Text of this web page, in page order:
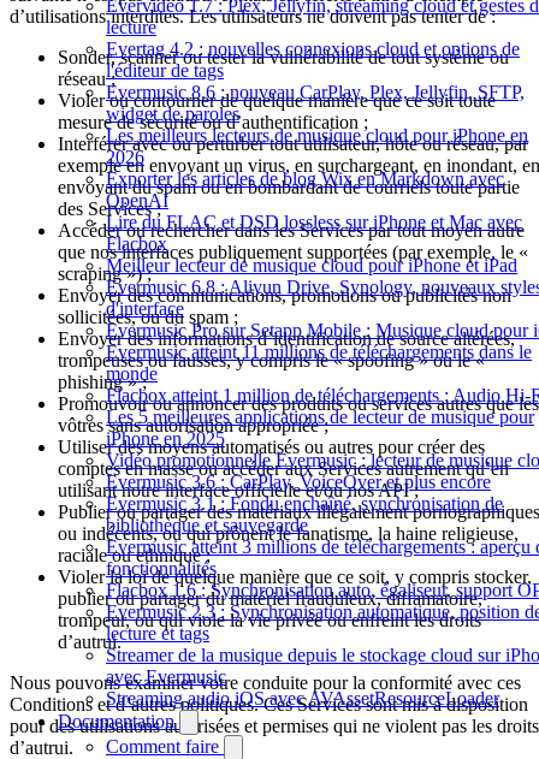
Evervideo 1.7 : Plex, Jellyfin, streaming cloud et gestes
lecture
Evertag 4.2 : nouvelles connexions cloud et options de
l'éditeur de tags
Evermusic 8.6 : nouveau CarPlay, Plex, Jellyfin, SFTP,
widget de paroles
Les meilleurs lecteurs de musique cloud pour iPhone en
2026
Exporter les articles de blog Wix en Markdown avec
OpenAI
Lire du FLAC et DSD lossless sur iPhone et Mac avec
Flacbox
Meilleur lecteur de musique cloud pour iPhone et iPad
Evermusic 6.8 : Aliyun Drive, Synology, nouveaux
d'interface
Evermusic Pro sur Setapp Mobile : Musique cloud pour
Evermusic atteint 11 millions de téléchargements dans le
monde
Flacbox atteint 1 million de téléchargements : Audio Hi-
Les 5 meilleures applications de lecteur de musique pour
iPhone en 2025
Vidéo promotionnelle Evermusic : lecteur de musique
Evermusic 3.6 : CarPlay, VoiceOver et plus encore
Evermusic 3.1 : Fondu enchaîné, synchronisation de
bibliothèque et sauvegarde
Evermusic atteint 3 millions de téléchargements : aperçu
fonctionnalités
Flacbox 1.6 : Synchronisation auto, égaliseur, support
Evermusic 2.3 : Synchronisation automatique, position
lecture et tags
Streamer de la musique depuis le stockage cloud sur
avec Evermusic
Streaming audio iOS avec AVAssetResourceLoader
Documentation
Comment faire
d’utilisations interdites. Les utilisateurs ne doivent pas tenter de :
Sonder, scanner ou tester la vulnérabilité de tout système ou
réseau ;
Violer ou contourner de quelque manière que ce soit toute
mesure de sécurité ou d’authentification ;
Interférer avec ou perturber tout utilisateur, hôte ou réseau, par
exemple en envoyant un virus, en surchargeant, en inondant, en
envoyant du spam ou en bombardant de courriels toute partie
des Services ;
Accéder ou rechercher dans les Services par tout moyen autre
que nos interfaces publiquement supportées (par exemple, le «
scraping ») ;
Envoyer des communications, promotions ou publicités non
sollicitées, ou du spam ;
Envoyer des informations d’identification de source altérées,
trompeuses ou fausses, y compris le « spoofing » ou le «
phishing » ;
Promouvoir ou annoncer des produits ou services autres que les
vôtres sans autorisation appropriée ;
Utiliser des moyens automatisés ou autres pour créer des
comptes en masse ou accéder aux Services autrement qu’en
utilisant notre interface officielle et/ou nos API ;
Publier ou partager des matériaux illégalement pornographiques
ou indécents, ou qui prônent le fanatisme, la haine religieuse,
raciale ou ethnique ;
Violer la loi de quelque manière que ce soit, y compris stocker,
publier ou partager du matériel frauduleux, diffamatoire,
trompeur, ou qui viole la vie privée ou enfreint les droits
d’autrui.
Nous pouvons examiner votre conduite pour la conformité avec ces
Conditions et d’autres politiques. Ces Services sont mis à disposition
pour des utilisations autorisées et permises qui ne violent pas les droits
d’autrui.